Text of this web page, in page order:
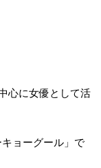
心に女優として活
ョーグール」で